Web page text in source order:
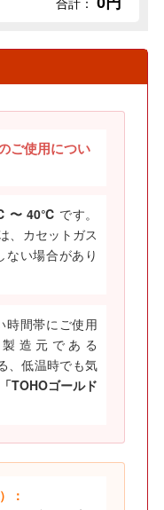
合計：
ご使用につい
〜 40℃ です。
、カセットガス
い場合があり
時間帯にご使用
造元である
、低温時でも気
TOHOゴールド
：